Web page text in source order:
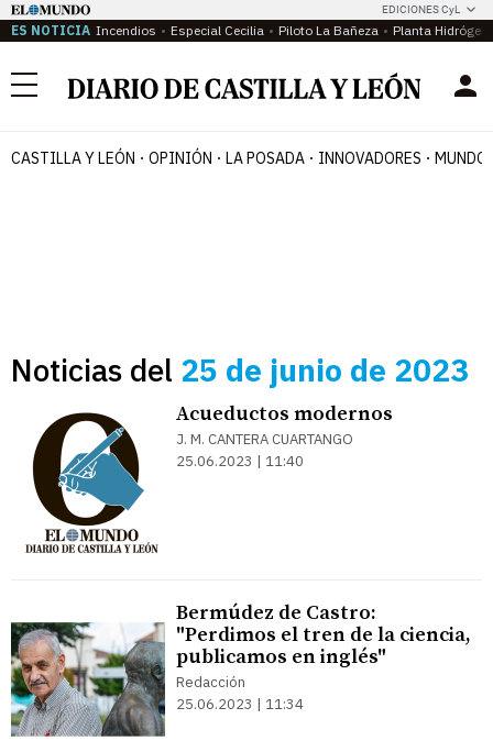
EDICIONES CyL
ES NOTICIA Incendios Especial Cecilia Piloto La Bañeza Planta
Menú
CASTILLA Y LEÓN OPINIÓN LA POSADA INNOVADORES MUNDO
Noticias del 25 de junio de 2023
Acueductos modernos
J. M. CANTERA CUARTANGO
25.06.2023 | 11:40
Bermúdez de Castro:
"Perdimos el tren de la ciencia,
publicamos en inglés"
Redacción
25.06.2023 | 11:34